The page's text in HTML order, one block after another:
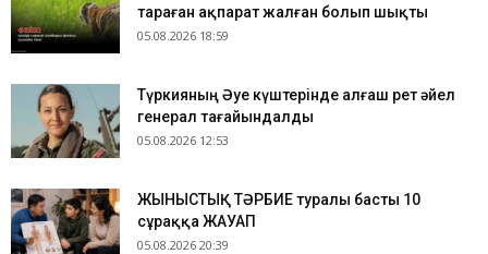
тараған ақпарат жалған болып шықты
05.08.2026 18:59
Түркияның Әуе күштерінде алғаш рет әйел
генерал тағайындалды
05.08.2026 12:53
ЖЫНЫСТЫҚ ТӘРБИЕ туралы басты 10
сұраққа ЖАУАП
05.08.2026 20:39